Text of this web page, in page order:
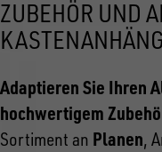
ZUBEHÖR UND
Adaptieren Sie Ihren
hochwertigem
Sortiment an Planen,